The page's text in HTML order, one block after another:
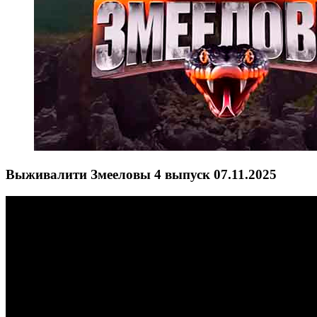
Выживалити Змееловы 4 выпуск 07.11.2025